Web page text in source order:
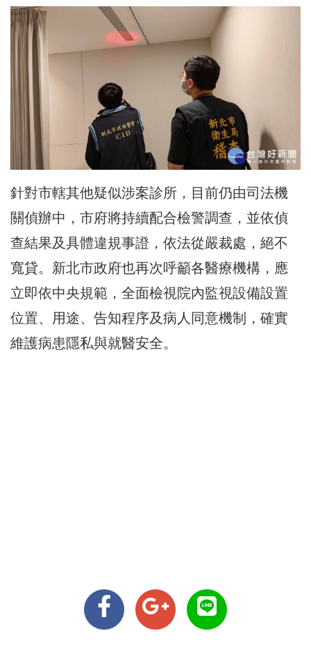
針對市轄其他疑似涉案診所，目前仍由司法機
關偵辦中，市府將持續配合檢警調查，並依偵
查結果及具體違規事證，依法從嚴裁處，絕不
寬貸。新北市政府也再次呼籲各醫療機構，應
立即依中央規範，全面檢視院內監視設備設置
位置、用途、告知程序及病人同意機制，確實
維護病患隱私與就醫安全。